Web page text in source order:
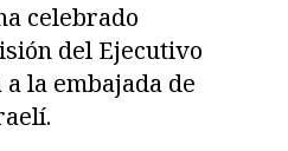
celebrado
del Ejecutivo
la embajada de